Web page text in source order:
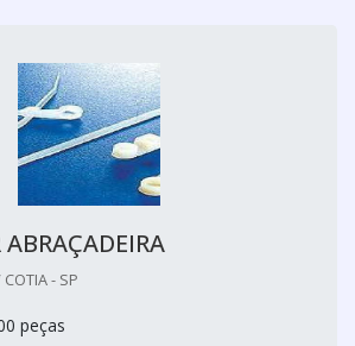
- SP
peças